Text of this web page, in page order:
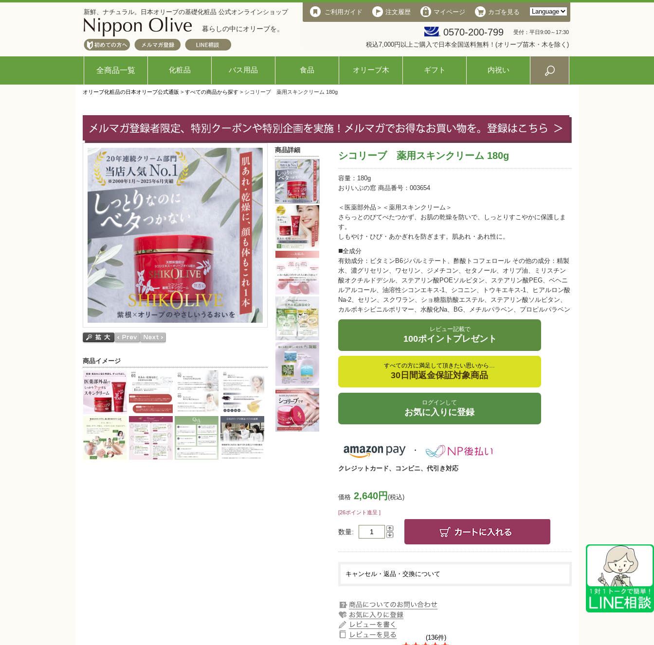
新鮮、ナチュラル。日本オリーブの基礎化粧品 公式オンラインショップ
暮らしの中にオリーブを。
ご利用ガイド 注文履歴 マイページ カゴを見る
0570-200-799 受付：平日9:00～17:30
税込7,000円以上ご購入で日本全国送料無料！(オリーブ苗木・木を除く)
全商品一覧 化粧品 バス用品 食品 オリーブ木 ギフト 内祝い
オリーブ化粧品の日本オリーブ公式通販 > すべての商品から探す> シコリーブ 薬用スキンクリーム 180g
シコリーブ 薬用スキンクリーム 180g
容量：180g
おりいぶの窓 商品番号：003654
＜医薬部外品＞＜薬用スキンクリーム＞
さらっとのびてべたつかず、お肌の乾燥を防いで、しっとりすこやかに保護しま
す。
しもやけ・ひび・あかぎれを防ぎます。肌あれ・あれ性に。
◼️全成分
有効成分：ビタミンB6ジパルミテート、酢酸トコフェロール その他の成分：精製
水、濃グリセリン、ワセリン、ジメチコン、セタノール、オリブ油、ミリスチン
酸オクチルドデシル、ステアリン酸POEソルビタン、ステアリン酸PEG、ベヘニ
ルアルコール、油溶性シコンエキス-1、シコニン、トウキエキス-1、ヒアルロン酸
Na-2、セリン、スクワラン、ショ糖脂肪酸エステル、ステアリン酸ソルビタン、
カルボキシビニルポリマー、水酸化Na、BG、メチルパラベン、プロピルパラベン
レビュー記載で
100ポイントプレゼント
すべての方に満足して頂きたい思いから…
30日間返金保証対象商品
ログインして
お気に入りに登録
クレジットカード、コンビニ、代引き対応
価格 2,640円 (税込)
[26ポイント進呈 ]
数量
キャンセル・返品・交換について
(136件)
商品詳細
商品イメージ